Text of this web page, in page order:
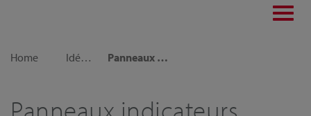
Home
Idées déco Panneaux indicateurs nobles avec effets scintillants